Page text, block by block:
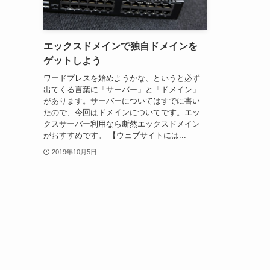
エックスドメインで独自ドメインを
ゲットしよう
ワードプレスを始めようかな、というと必ず
出てくる言葉に「サーバー」と「ドメイン」
があります。サーバーについてはすでに書い
たので、今回はドメインについてです。エッ
クスサーバー利用なら断然エックスドメイン
がおすすめです。 【ウェブサイトには...
2019年10月5日